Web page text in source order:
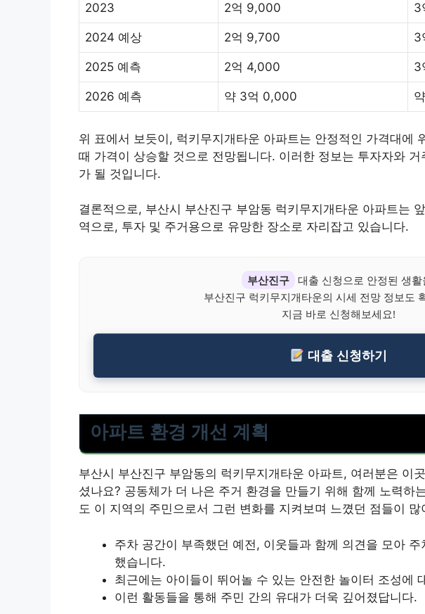
2023 2억 9,000 3
2024 예상 2억 9,700 3
2025 예측 2억 4,000 3
2026 예측 약 3억 0,000
위 표에서 보듯이, 럭키무지개타운 아파트는 안정적인 가격대에
때 가격이 상승할 것으로 전망됩니다. 이러한 정보는 투자자와
가 될 것입니다.
결론적으로, 부산시 부산진구 부암동 럭키무지개타운 아파트는
역으로, 투자 및 주거용으로 유망한 장소로 자리잡고 있습니다.
부산진구 대출 신청으로 안정된 생활
부산진구 럭키무지개타운의 시세 전망 정보도
지금 바로 신청해보세요!
대출 신청하기
아파트 환경 개선 계획
부산시 부산진구 부암동의 럭키무지개타운 아파트, 여러분은 이
셨나요? 공동체가 더 나은 주거 환경을 만들기 위해 함께 노력하
도 이 지역의 주민으로서 그런 변화를 지켜보며 느꼈던 점들이 많
주차 공간이 부족했던 예전, 이웃들과 함께 의견을 모아
했습니다.
최근에는 아이들이 뛰어놀 수 있는 안전한 놀이터 조성에
이런 활동들을 통해 주민 간의 유대가 더욱 깊어졌답니다.